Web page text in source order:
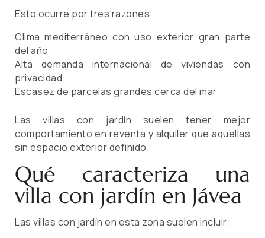
Esto ocurre por tres razones:
Clima mediterráneo con uso exterior gran parte
del año
Alta demanda internacional de viviendas con
privacidad
Escasez de parcelas grandes cerca del mar
Las villas con jardín suelen tener mejor
comportamiento en reventa y alquiler que aquellas
sin espacio exterior definido.
Qué caracteriza una
villa con jardín en Jávea
Las villas con jardín en esta zona suelen incluir: